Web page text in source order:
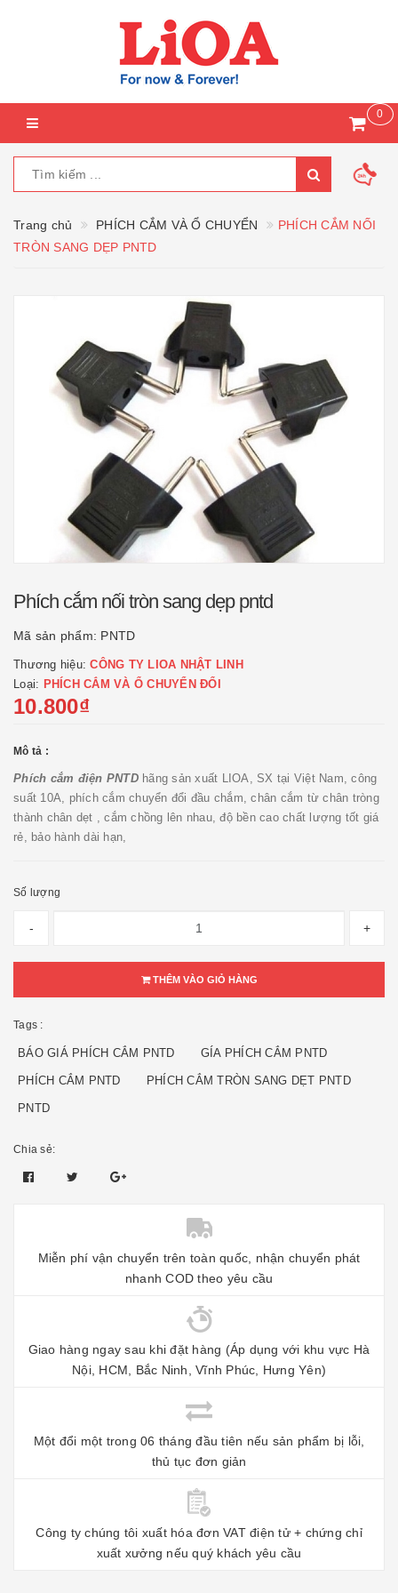
0
Trang chủ PHÍCH CẮM VÀ Ổ CHUYỂN
PHÍCH CẮM NỐI
TRÒN SANG DẸP PNTD
Phích cắm nối tròn sang dẹp pntd
Mã sản phẩm: PNTD
Thương hiệu:CÔNG TY LIOA NHẬT LINH
Loại: PHÍCH CẮM VÀ Ổ CHUYỂN ĐỔI
10.800₫
Mô tả :
Phích cắm điện PNTDhãng sản xuất LIOA, SX tại Việt Nam, công
suất 10A, phích cắm chuyển đổi đầu chắm, chân cắm từ chân tròng
thành chân dẹt , cắm chồng lên nhau, độ bền cao chất lượng tốt giá
rẻ, bảo hành dài hạn,
Số lượng
- +
THÊM VÀO GIỎ HÀNG
Tags :
BÁO GIÁ PHÍCH CẮM PNTD GÍA PHÍCH CẮM PNTD
PHÍCH CẮM PNTD PHÍCH CẮM TRÒN SANG DẸT PNTD
PNTD
Chia sẻ:
Miễn phí vận chuyển trên toàn quốc, nhận chuyển phát
nhanh COD theo yêu cầu
Giao hàng ngay sau khi đặt hàng (Áp dụng với khu vực Hà
Nội, HCM, Bắc Ninh, Vĩnh Phúc, Hưng Yên)
Một đổi một trong 06 tháng đầu tiên nếu sản phẩm bị lỗi,
thủ tục đơn giản
Công ty chúng tôi xuất hóa đơn VAT điện tử + chứng chỉ
xuất xưởng nếu quý khách yêu cầu